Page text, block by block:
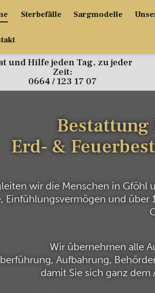
Sterbefälle Sargmodelle
und Hilfe jeden Tag, zu jeder
Zeit:
0664 / 123 17 07
Erd- &
wir die Menschen in Gföhl
Einfühlungsvermögen und über
Wir übernehmen alle
Aufbahrung,
damit Sie sich ganz